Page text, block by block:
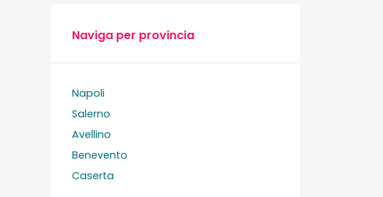
Naviga per provincia
Napoli
Salerno
Avellino
Benevento
Caserta